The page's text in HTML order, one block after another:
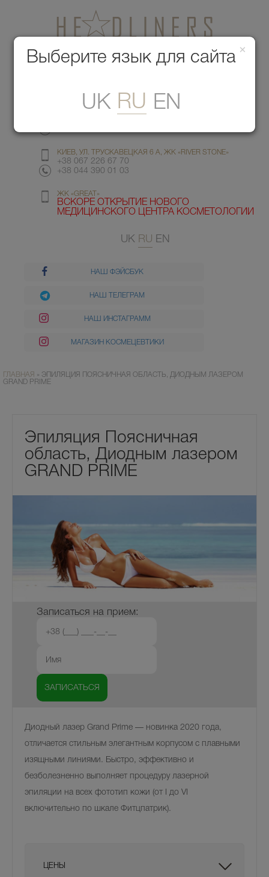
КИЕВ, УЛ. ГМЫРИ 6
КИЕВ, УЛ. ТРУСКАВЕЦКАЯ 6 А, ЖК «RIVER STONE»
+38 067 226 67 70
+38 044 390 01 03
ЖК «GREAT»
ВСКОРЕ ОТКРЫТИЕ НОВОГО
МЕДИЦИНСКОГО ЦЕНТРА КОСМЕТОЛОГИИ
UK RU EN
НАШ ФЭЙСБУК
НАШ ТЕЛЕГРАМ
НАШ ИНСТАГРАММ
МАГАЗИН КОСМЕЦЕВТИКИ
ГЛАВНАЯ » ЭПИЛЯЦИЯ ПОЯСНИЧНАЯ ОБЛАСТЬ, ДИОДНЫМ ЛАЗЕРОМ
GRAND PRIME
Эпиляция Поясничная
область, Диодным лазером
GRAND PRIME
Записаться на прием:
Диодный лазер Grand Prime — новинка 2020 года,
отличается стильным элегантным корпусом с плавными
изящными линиями. Быстро, эффективно и
безболезненно выполняет процедуру лазерной
эпиляции на всех фототип кожи (от I до VI
включительно по шкале Фитцпатрик).
ЦЕНЫ
×
Выберите язык для сайта
UK RU EN